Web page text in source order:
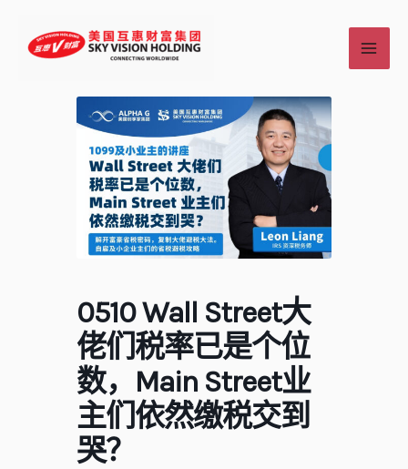
0510 Wall Street大
佬们税率已是个位
数，Main Street业
主们依然缴税交到
哭？